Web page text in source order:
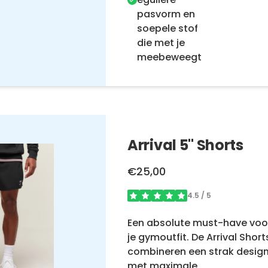
pasvorm en
soepele stof
die met je
meebeweegt
Arrival 5" Shorts
€25,00
4.5 / 5
Een absolute must-have
je gymoutfit. De Arrival
combineren een strak design